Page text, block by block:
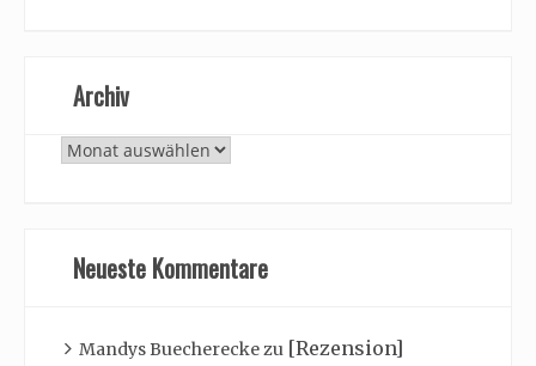
Archiv
Archiv
Neueste Kommentare
Mandys Buechereckezu [Rezension]